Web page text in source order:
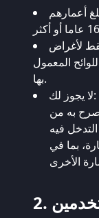
أعمارهم
لأغراض
المعمول
بها.
لا يجوز لك:
به من
بما في